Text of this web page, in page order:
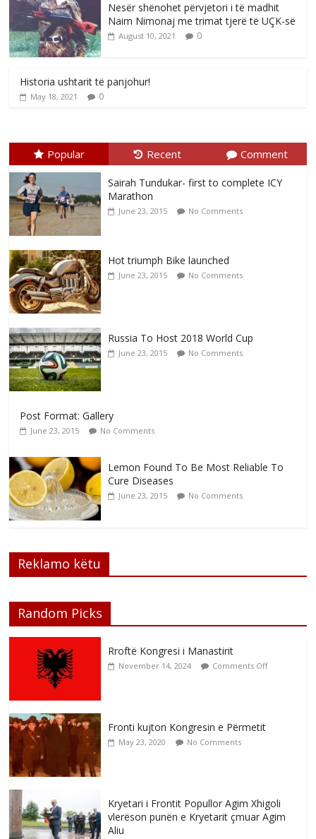
Nesër shënohet përvjetori i të madhit
Naim Nimonaj me trimat tjerë të UÇK-së
August 10, 2021 0
Historia ushtarit të panjohur!
May 18, 2021 0
Popular Recent Comment
Sairah Tundukar- first to complete ICY
Marathon
June 23, 2015 No Comments
Hot triumph Bike launched
June 23, 2015 No Comments
Russia To Host 2018 World Cup
June 23, 2015 No Comments
Post Format: Gallery
June 23, 2015 No Comments
Lemon Found To Be Most Reliable To
Cure Diseases
June 23, 2015 No Comments
Reklamo këtu
Random Picks
Rroftë Kongresi i Manastirit
November 14, 2024 Comments Off
Fronti kujton Kongresin e Përmetit
May 23, 2020 No Comments
Kryetari i Frontit Popullor Agim Xhigoli
vlerëson punën e Kryetarit çmuar Agim
Aliu